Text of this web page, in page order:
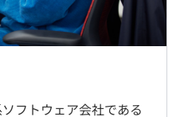
にNOとは言わず、実現で
客さまに喜んでもらうこと
を頼りにしてくださるお客
ノーベルなら何とかしてく
催となります。
敷地内すべて禁煙
なし
なし
フトウェア会社である